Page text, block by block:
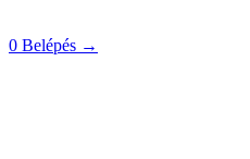
0 Belépés →